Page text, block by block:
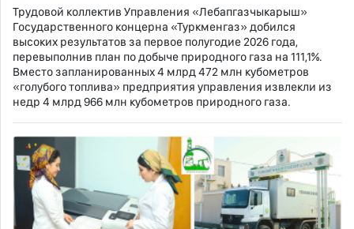
Трудовой коллектив Управления «Лебапгазчыкарыш»
Государственного концерна «Туркменгаз» добился
высоких результатов за первое полугодие 2026 года,
перевыполнив план по добыче природного газа на 111,1%.
Вместо запланированных 4 млрд 472 млн кубометров
«голубого топлива» предприятия управления извлекли из
недр 4 млрд 966 млн кубометров природного газа.